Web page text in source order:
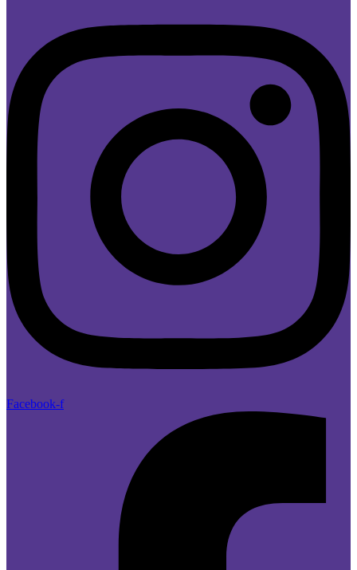
Facebook-f